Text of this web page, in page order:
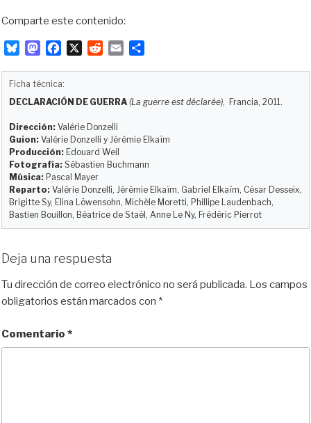
Comparte este contenido:
u
s
k
y
M
o
d
o
n
e
b
o
o
k
X
i
t
l
a
t
r
Ficha técnica:
DECLARACIÓN DE GUERRA (La guerre est déclarée), Francia, 2011.
Dirección: Valérie Donzelli
Guion: Valérie Donzelli y Jérémie Elkaïm
Producción: Edouard Weil
Fotografía: Sébastien Buchmann
Música: Pascal Mayer
Reparto: Valérie Donzelli, Jérémie Elkaïm, Gabriel Elkaïm, César Desseix,
Brigitte Sy, Elina Löwensohn, Michèle Moretti, Phillipe Laudenbach,
Bastien Bouillon, Béatrice de Staël, Anne Le Ny, Frédéric Pierrot
Deja una respuesta
Tu dirección de correo electrónico no será publicada. Los campos
obligatorios están marcados con *
Comentario *